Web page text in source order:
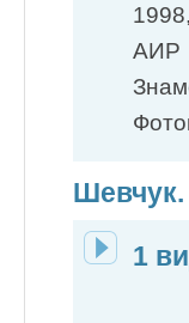
АИР
Шевчук.
1